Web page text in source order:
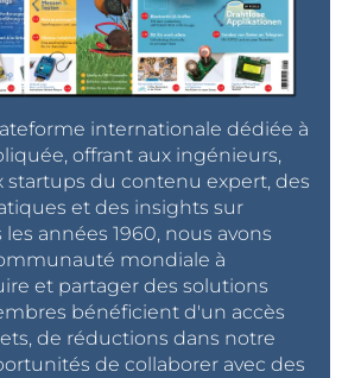
internationale dédiée à
offrant aux ingénieurs,
startups du contenu expert, des
et des insights sur
années 1960, nous avons
mondiale à
et partager des solutions
bénéficient d'un accès
de réductions dans notre
de collaborer avec des